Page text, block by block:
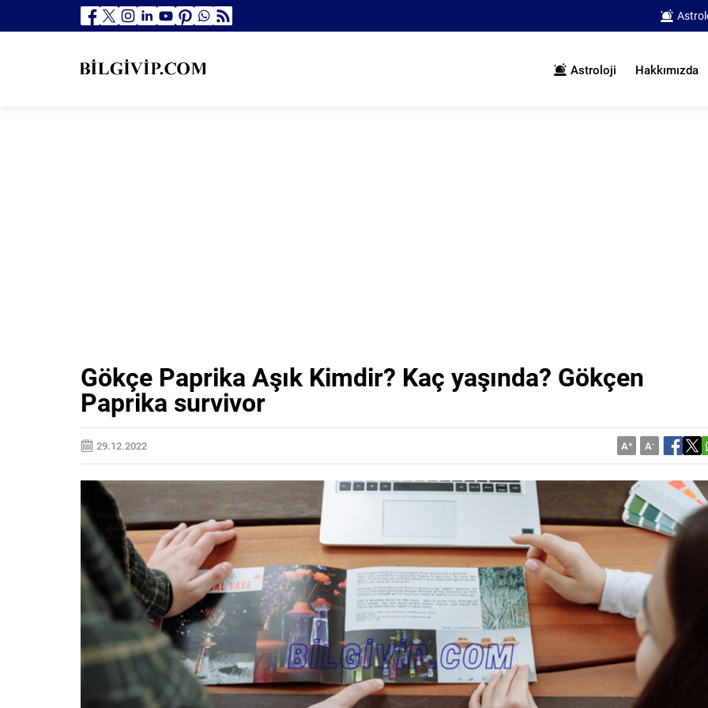
Astroloji Hakkımızda
Gökçe Paprika Aşık Kimdir? Kaç yaşında? Gökçen
Paprika survivor
29.12.2022 A+ A-